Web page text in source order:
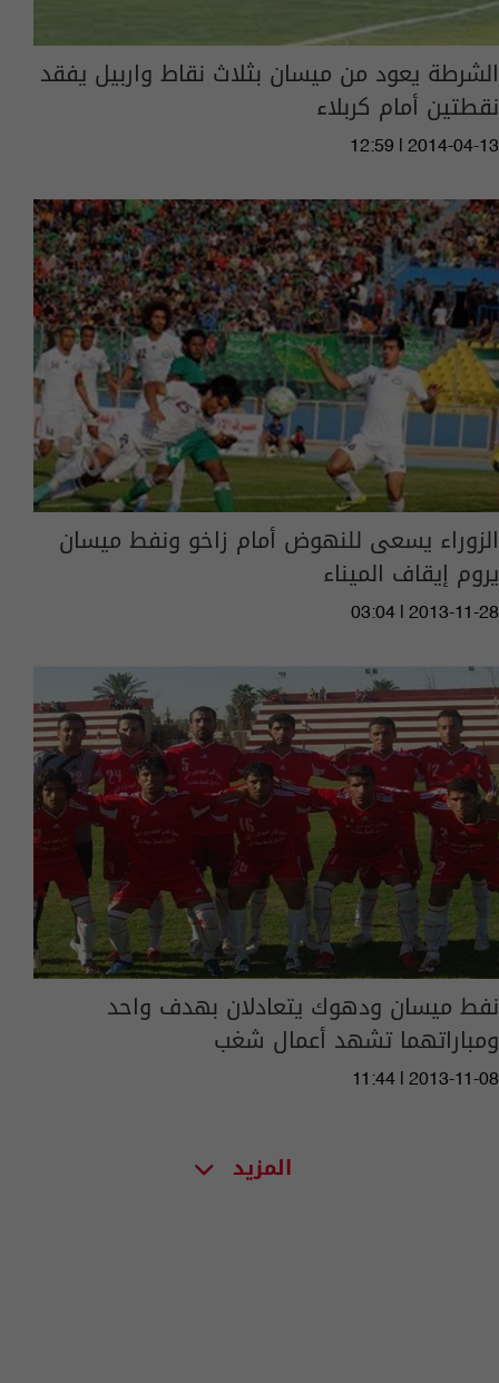
الشرطة يعود من ميسان بثلاث نقاط واربيل يفقد
نقطتين أمام كربلاء
12:59 | 2014-04-13
الزوراء يسعى للنهوض أمام زاخو ونفط ميسان
يروم إيقاف الميناء
03:04 | 2013-11-28
نفط ميسان ودهوك يتعادلان بهدف واحد
ومباراتهما تشهد أعمال شغب
11:44 | 2013-11-08
المزيد